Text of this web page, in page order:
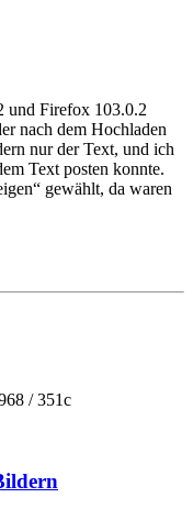
und Firefox 103.0.2
nach dem Hochladen
nur der Text, und ich
Text posten konnte.
gewählt, da waren
/ 351c